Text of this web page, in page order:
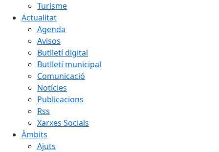
Turisme
Actualitat
Agenda
Avisos
Butlletí digital
Butlletí municipal
Comunicació
Notícies
Publicacions
Rss
Xarxes Socials
Àmbits
Ajuts